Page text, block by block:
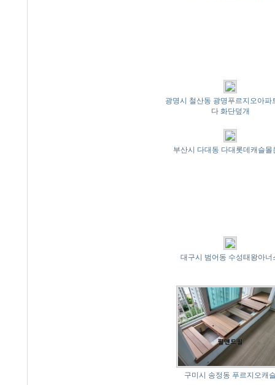
광명시 철산동 광명푸르지오아파
다 화단덮개
부산시 다대동 다대롯데캐슬몰
대구시 범어동 수성태왕아너
구미시 송정동 푸르지오캐